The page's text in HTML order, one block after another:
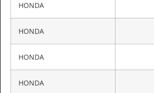
HONDA
HONDA
HONDA
HONDA